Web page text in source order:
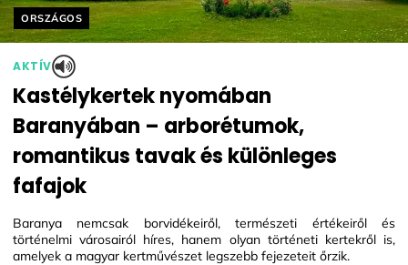
Helyszín címkék:
ORSZÁGOS
AKTÍV
Kastélykertek nyomában
Baranyában – arborétumok,
romantikus tavak és különleges
fafajok
Baranya nemcsak borvidékeiről, természeti értékeiről és
történelmi városairól híres, hanem olyan történeti kertekről is,
amelyek a magyar kertművészet legszebb fejezeteit őrzik.